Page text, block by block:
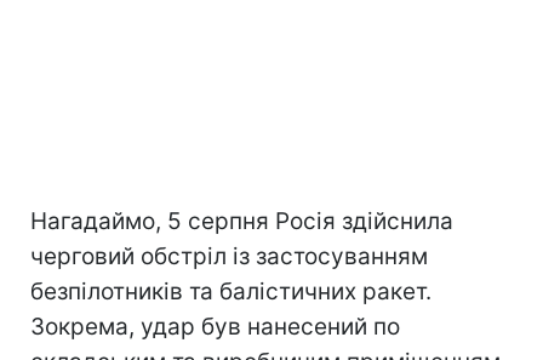
Нагадаймо, 5 серпня Росія здійснила
черговий обстріл із застосуванням
безпілотників та балістичних ракет.
Зокрема, удар був нанесений по